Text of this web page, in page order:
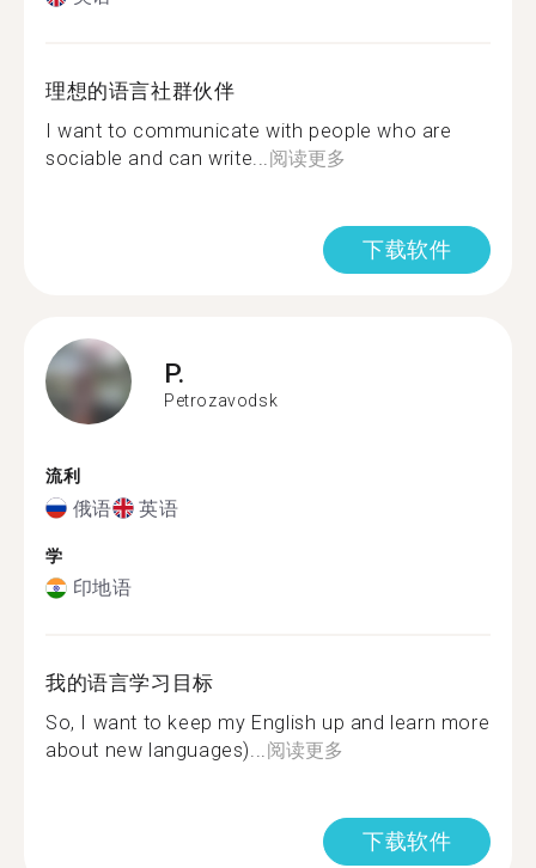
理想的语言社群伙伴
I want to communicate with people who are
sociable and can write...阅读更多
下载软件
P.
Petrozavodsk
流利
俄语 英语
学
印地语
我的语言学习目标
So, I want to keep my English up and learn more
about new languages)...阅读更多
下载软件